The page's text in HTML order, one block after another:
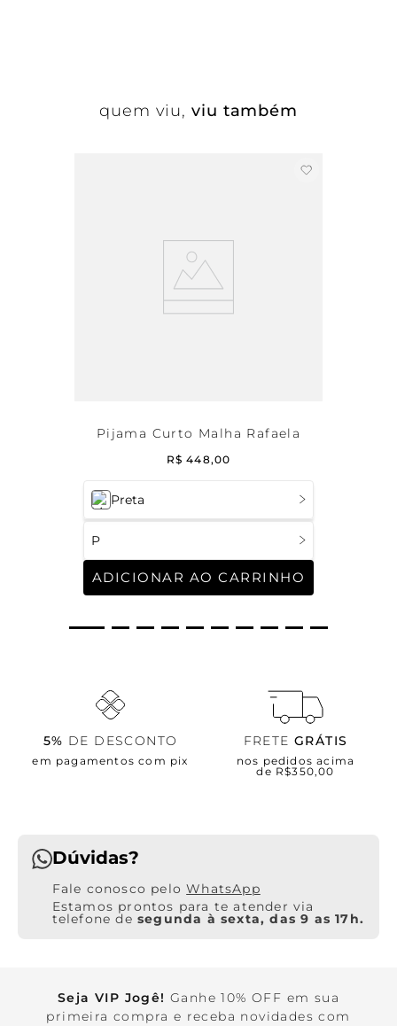
quem viu, viu também
Preta
P
ADICIONAR AO CARRINHO
Pijama Curto Malha Rafaela
R$ 448,00
5% DE DESCONTO
em pagamentos com pix
FRETE GRÁTIS
nos pedidos acima
de R$350,00
Dúvidas?
WhatsApp
Estamos prontos para te atender via
telefone de segunda à sexta, das 9 as 17h.
Seja VIP Jogê! Ganhe 10% OFF em sua
primeira compra e receba novidades com